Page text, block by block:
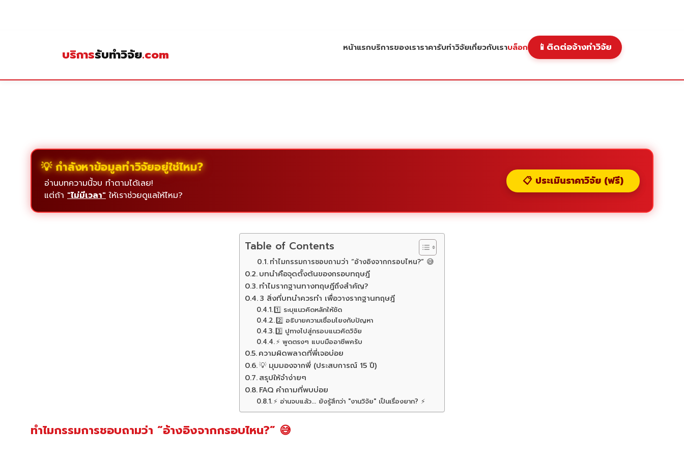
บริการรับทำวิจัย.com หน้าแรกบริการของเราราคารับทำวิจัยเกี่ยวกับเราบล็อก 📱 ติดต่อจ้างทำวิจัย
💡 กำลังหาข้อมูลทำวิจัยอยู่ใช่ไหม?
อ่านบทความนี้จบ ทำตามได้เลย!
แต่ถ้า "ไม่มีเวลา" ให้เราช่วยดูแลให้ไหม?
📋 ประเมินราคาวิจัย (ฟรี)
Table of Contents
ทำไมกรรมการชอบถามว่า “อ้างอิงจากกรอบไหน?” 😅
บทนำคือจุดตั้งต้นของกรอบทฤษฎี
ทำไมรากฐานทางทฤษฎีถึงสำคัญ?
3 สิ่งที่บทนำควรทำ เพื่อวางรากฐานทฤษฎี
1️⃣ ระบุแนวคิดหลักให้ชัด
2️⃣ อธิบายความเชื่อมโยงกับปัญหา
3️⃣ ปูทางไปสู่กรอบแนวคิดวิจัย
⚡ พูดตรงๆ แบบมืออาชีพครับ
ความผิดพลาดที่พี่เจอบ่อย
💡 มุมมองจากพี่ (ประสบการณ์ 15 ปี)
สรุปให้จำง่ายๆ
FAQ คำถามที่พบบ่อย
⚡ อ่านจบแล้ว... ยังรู้สึกว่า "งานวิจัย" เป็นเรื่องยาก? ⚡
ทำไมกรรมการชอบถามว่า “อ้างอิงจากกรอบไหน?” 😅